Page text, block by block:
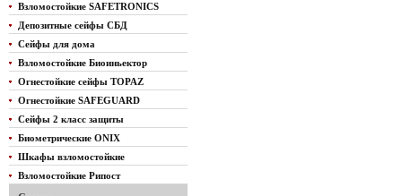
Взломостойкие SAFETRONICS
Депозитные сейфы СБД
Сейфы для дома
Взломостойкие Биоиньектор
Огнестойкие сейфы TOPAZ
Огнестойкие SAFEGUARD
Сейфы 2 класс защиты
Биометрические ONIX
Шкафы взломостойкие
Взломостойкие Рипост